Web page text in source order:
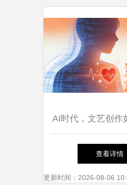
AI时代，文艺创作
的温度 文化经纪
查看详情
更新时间：2026-08-06